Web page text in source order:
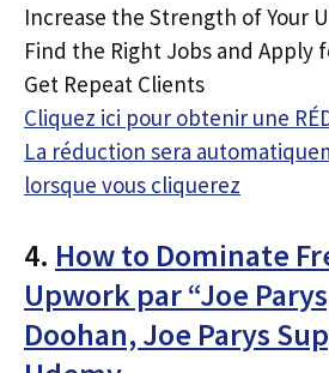
Increase the Strength of Your
Find the Right Jobs and Apply
Get Repeat Clients
Cliquez ici pour obtenir une
La réduction sera
lorsque vous cliquerez
4. How to Dominate
Upwork par “Joe
Doohan, Joe Parys